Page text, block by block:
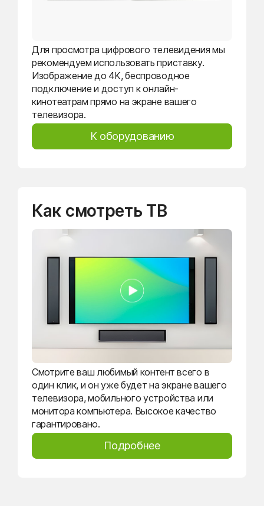
Для просмотра цифрового телевидения мы
рекомендуем использовать приставку.
Изображение до 4K, беспроводное
подключение и доступ к онлайн-
кинотеатрам прямо на экране вашего
телевизора.
К оборудованию
Как смотреть ТВ
Смотрите ваш любимый контент всего в
один клик, и он уже будет на экране вашего
телевизора, мобильного устройства или
монитора компьютера. Высокое качество
гарантировано.
Подробнее